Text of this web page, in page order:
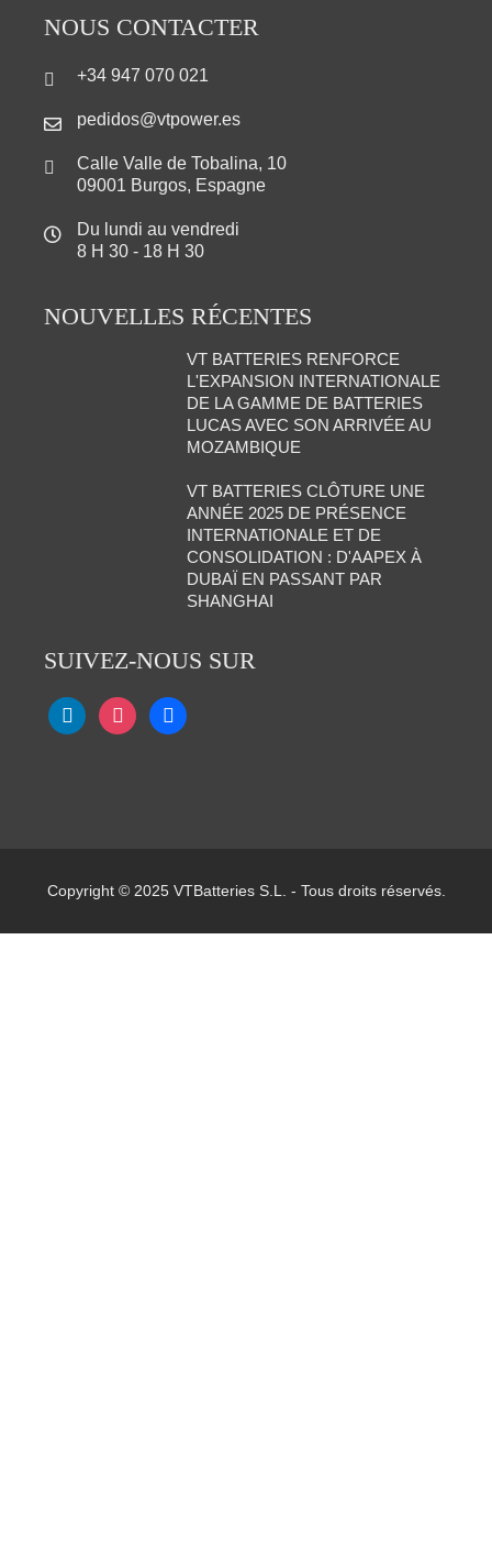
NOUS CONTACTER
+34 947 070 021
pedidos@vtpower.es
Calle Valle de Tobalina, 10
09001 Burgos, Espagne
Du lundi au vendredi
8 H 30 - 18 H 30
NOUVELLES RÉCENTES
VT BATTERIES RENFORCE
L'EXPANSION INTERNATIONALE
DE LA GAMME DE BATTERIES
LUCAS AVEC SON ARRIVÉE AU
MOZAMBIQUE
VT BATTERIES CLÔTURE UNE
ANNÉE 2025 DE PRÉSENCE
INTERNATIONALE ET DE
CONSOLIDATION : D'AAPEX À
DUBAÏ EN PASSANT PAR
SHANGHAI
SUIVEZ-NOUS SUR
Copyright © 2025 VTBatteries S.L. - Tous droits réservés.